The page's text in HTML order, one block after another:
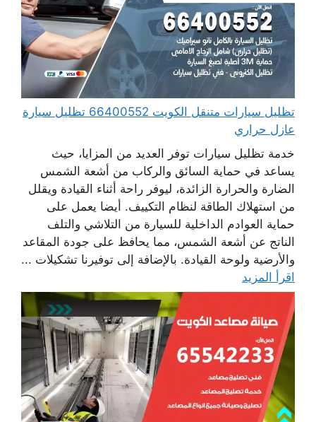
تظليل سيارات متنقل الكويت 66400552 تظليل سيارة
عازل حراري
خدمة تظليل سيارات توفر العديد من المزايا، حيث
يساعد في حماية السائق والركاب من أشعة الشمس
الضارة والحرارة الزائدة، ليوفر راحة أثناء القيادة ويقلل
من استهلاك الطاقة لنظام التكييف. أيضا يعمل على
حماية العوادم الداخلية للسيارة من التلاشي والتلف
الناتج عن أشعة الشمس، مما يحافظ على جودة المقاعد
والأرضية ولوحة القيادة. بالإضافة إلى توفيرنا تشكيلات ...
اقرأ المزيد